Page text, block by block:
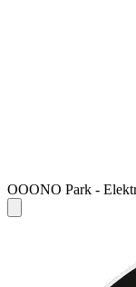
OOONO Park -